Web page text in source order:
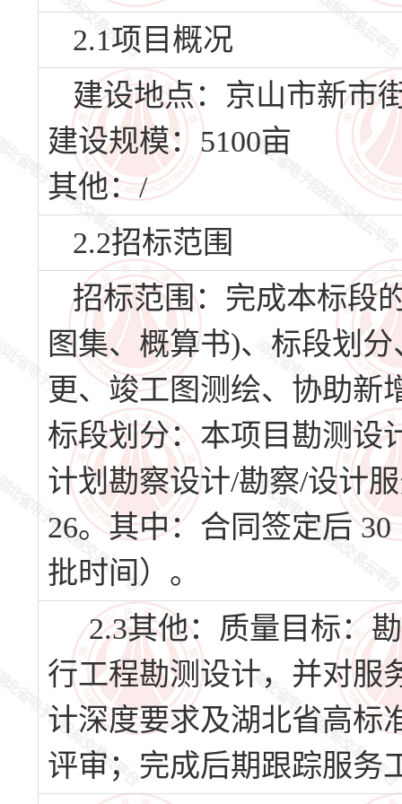
2.1项目概况
建设地点：京山市新市
建设规模：5100亩
其他：/
2.2招标范围
招标范围：完成本标段
图集、概算书)、标段划
更、竣工图测绘、协助新
标段划分：本项目勘测设
计划勘察设计/勘察/设计
26。其中：合同签定后
批时间）。
2.3其他：质量目标：
行工程勘测设计，并对服
计深度要求及湖北省高标
评审；完成后期跟踪服务